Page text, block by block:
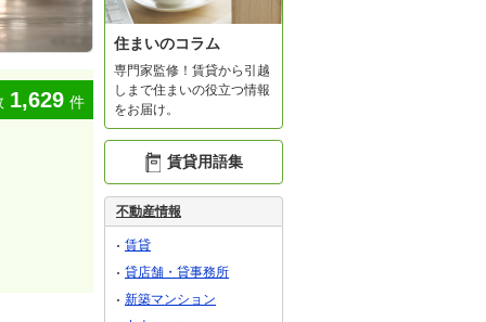
1,629 件
住まいのコラム
専門家監修！賃貸から引越
しまで住まいの役立つ情報
をお届け。
賃貸用語集
不動産情報
賃貸
貸店舗・貸事務所
新築マンション